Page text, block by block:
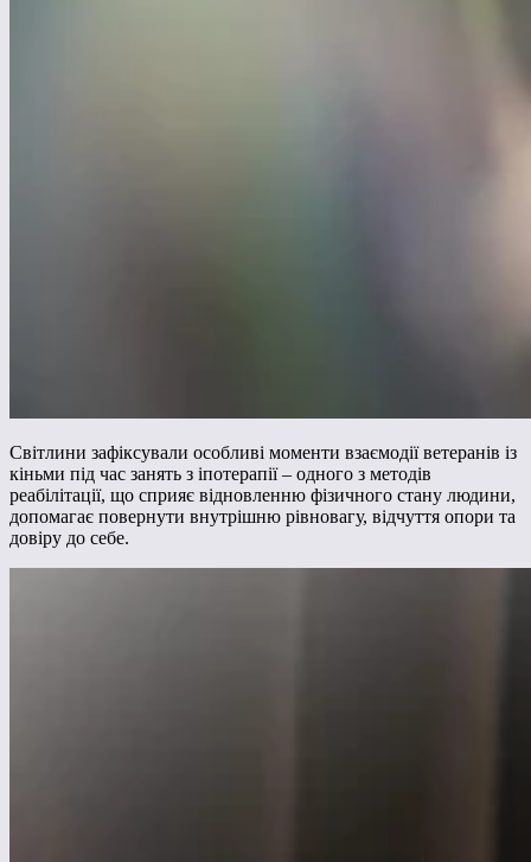
Світлини зафіксували особливі моменти взаємодії ветеранів із
кіньми під час занять з іпотерапії – одного з методів
реабілітації, що сприяє відновленню фізичного стану людини,
допомагає повернути внутрішню рівновагу, відчуття опори та
довіру до себе.